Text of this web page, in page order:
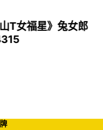
T女福星》兔女郎